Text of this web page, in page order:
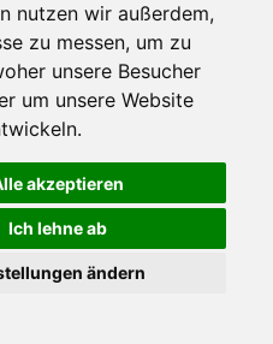
nutzen wir außerdem,
zu messen, um zu
unsere Besucher
um unsere Website
akzeptieren
Ich lehne ab
ändern
help us give you the best experience of
you are agreeing to it.